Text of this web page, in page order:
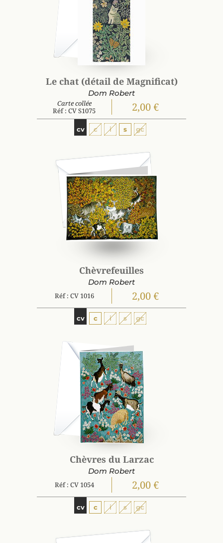
Le chat (détail de Magnificat)
Dom Robert
Carte collée
Réf : CV S1075
2,00 €
cv c i s gc
Chèvrefeuilles
Dom Robert
Réf : CV 1016 2,00 €
cv c i s gc
Chèvres du Larzac
Dom Robert
Réf : CV 1054 2,00 €
cv c i s gc